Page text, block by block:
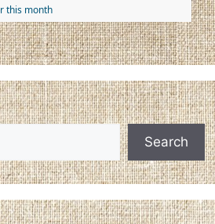
this month
Search